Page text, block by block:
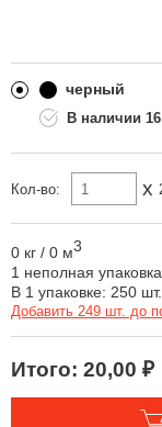
черный
Кол-во: x
0 кг / 0 м3
1 неполная упаковка
В 1 упаковке: 250 шт.
Добавить 249 шт. до
Итого: 20,00 ₽